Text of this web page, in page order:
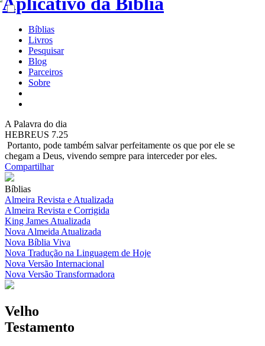
Bíblias
Livros
Pesquisar
Blog
Parceiros
Sobre
A Palavra do dia
HEBREUS 7.25
Portanto, pode também salvar perfeitamente os que por ele se
chegam a Deus, vivendo sempre para interceder por eles.
Compartilhar
Bíblias
Almeira Revista e Atualizada
Almeira Revista e Corrigida
King James Atualizada
Nova Almeida Atualizada
Nova Bíblia Viva
Nova Tradução na Linguagem de Hoje
Nova Versão Internacional
Nova Versão Transformadora
Velho
Testamento